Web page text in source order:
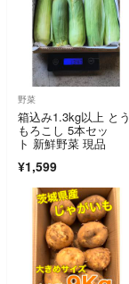
野菜
箱込み1.3kg以上 とう
もろこし 5本セッ
ト 新鮮野菜 現品
¥1,599